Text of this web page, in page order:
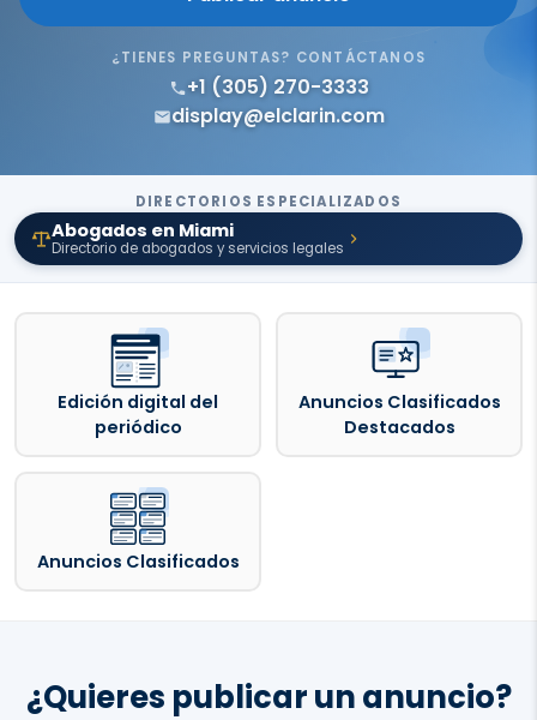
¿TIENES PREGUNTAS? CONTÁCTANOS
+1 (305) 270-3333
display@elclarin.com
DIRECTORIOS ESPECIALIZADOS
Abogados en Miami
Directorio de abogados y servicios legales
Edición digital del
periódico
Anuncios Clasificados
Destacados
Anuncios Clasificados
¿Quieres publicar un anuncio?